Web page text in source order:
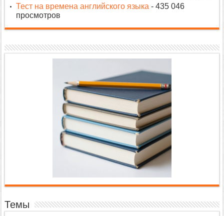
Тест на времена английского языка - 435 046
просмотров
Темы